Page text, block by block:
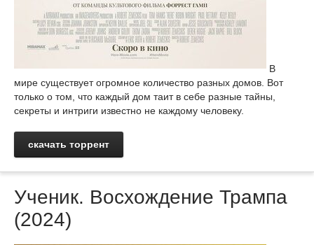
В
мире существует огромное количество разных домов. Вот
только о том, что каждый дом таит в себе разные тайны,
секреты и интриги известно не каждому человеку.
скачать торрент
Ученик. Восхождение Трампа
(2024)